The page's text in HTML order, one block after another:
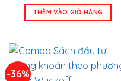
là:
1.297.000 ₫.
THÊM VÀO GIỎ HÀNG
-36%